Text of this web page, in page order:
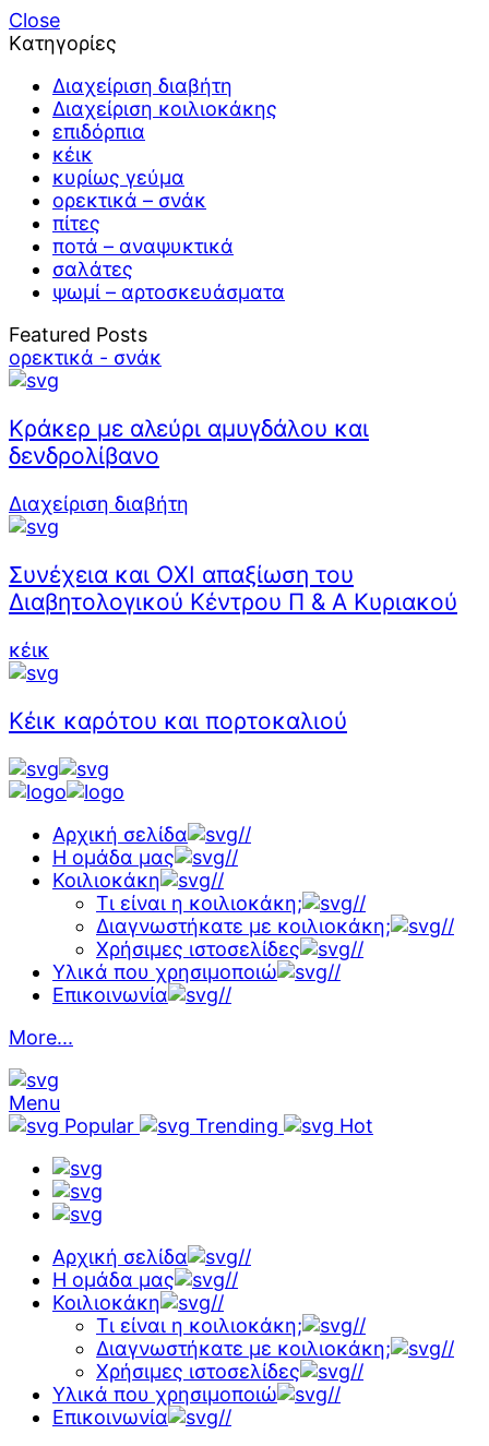
Close
Kατηγορίες
Διαχείριση διαβήτη
Διαχείριση κοιλιοκάκης
επιδόρπια
κέικ
κυρίως γεύμα
ορεκτικά – σνάκ
πίτες
ποτά – αναψυκτικά
σαλάτες
ψωμί – αρτοσκευάσματα
Featured Posts
ορεκτικά - σνάκ
Κράκερ με αλεύρι αμυγδάλου και
δενδρολίβανο
Διαχείριση διαβήτη
Συνέχεια και ΟΧΙ απαξίωση του
Διαβητολογικού Κέντρου Π & Α Κυριακού
κέικ
Κέικ καρότου και πορτοκαλιού
Αρχική σελίδα
//
Η ομάδα μας
//
Κοιλιοκάκη
//
Τι είναι η κοιλιοκάκη;
//
Διαγνωστήκατε με κοιλιοκάκη;
//
Χρήσιμες ιστοσελίδες
//
Υλικά που χρησιμοποιώ
//
Επικοινωνία
//
More...
Menu
Popular
Trending Hot
Αρχική σελίδα
//
Η ομάδα μας
//
Κοιλιοκάκη
//
Τι είναι η κοιλιοκάκη;
//
Διαγνωστήκατε με κοιλιοκάκη;
//
Χρήσιμες ιστοσελίδες
//
Υλικά που χρησιμοποιώ
//
Επικοινωνία
//